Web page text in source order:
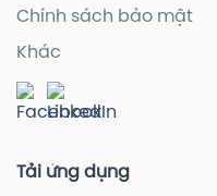
Chính sách bảo mật
Khác
Tải ứng dụng